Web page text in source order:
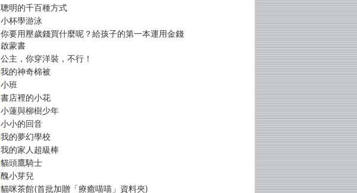
聰明的千百種方式
小杯學游泳
你要用壓歲錢買什麼呢？給孩子的第一本運用金錢
啟蒙書
公主，你穿洋裝，不行！
我的神奇棉被
小班
書店裡的小花
小蓮與柳樹少年
小小的回音
我的夢幻學校
我的家人超級棒
貓頭鷹騎士
醜小芽兒
貓咪茶館(首批加贈「療癒喵喵」資料夾)